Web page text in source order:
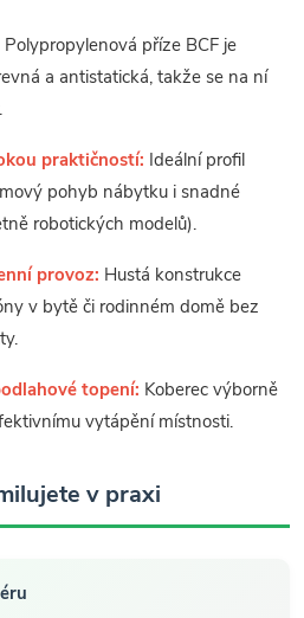
Polypropylenová příze BCF je
a antistatická, takže se na ní
praktičností: Ideální profil
pohyb nábytku i snadné
robotických modelů).
provoz: Hustá konstrukce
v bytě či rodinném domě bez
topení: Koberec výborně
vytápění místnosti.
v praxi